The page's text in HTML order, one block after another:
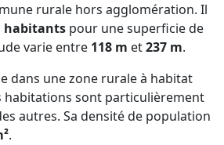
rurale hors agglomération. Il
habitants pour une superficie de
varie entre 118 m et237 m.
dans une zone rurale à habitat
habitations sont particulièrement
autres. Sa densité de population
.